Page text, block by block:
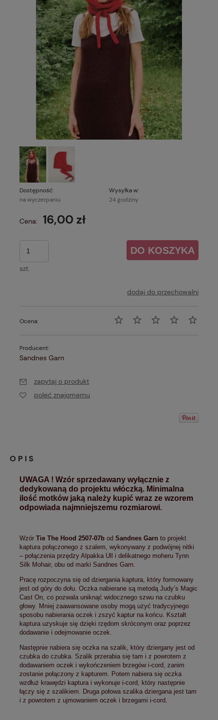
Dostępność:
na wyczerpaniu
Wysyłka w:
24 godziny
Cena: 16,00 zł
szt.
DO KOSZYKA
dodaj do przechowalni
Ocena:
Producent:
Sandnes Garn
zapytaj o produkt
poleć znajomemu
OPIS
UWAGA ! Wzór sprzedawany wyłącznie z
dedykowaną do projektu włóczką. Minimalna
ilość motków jaką należy kupić wraz ze wzorem
odpowiada najmniejszemu rozmiarowi.
Wzór Tie The Hood 2507-07b od Sandnes Garn to projekt
kaptura połączonego z szalem, wykonywany z podwójnej nitki
– połączenia przędzy Alpakka Ull
i delikatnego moheru Tynn
Silk Mohair, obu od marki Sandnes Garn.
Pracę rozpoczyna się od dziergania kaptura, który formowany
jest od góry do dołu. Oczka nabierane są metodą Judy’s Magic
Cast On, co pozwala uniknąć widocznego szwu na czubku
głowy. Mniej zaawansowane osoby mogą użyć tradycyjnego
sposobu nabierania oczek i zszyć kaptur na końcu. Kształt
kaptura uzyskuje się dzięki rzędom skróconym oraz poprzez
dodawanie i odejmowanie oczek.
Następnie nabiera się oczka na szalik, który dziergany jest od
czubka do czubka. Szalik przerabia się tam i z powrotem z
dodawaniem oczek i wykończeniem brzegów i-cord, zanim
zostanie połączony z kapturem. Potem nabiera się oczka
wzdłuż krawędzi kaptura i wykonuje i-cord, który następnie
łączy się z szalikiem. Druga połowa szalika dziergana jest tam
i z powrotem z ujmowaniem oczek i brzegami i-cord.